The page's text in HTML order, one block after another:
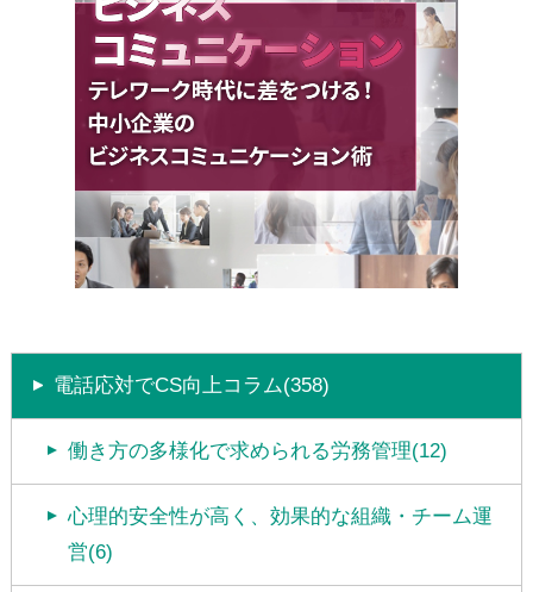
電話応対でCS向上コラム(358)
働き方の多様化で求められる労務管理(12)
心理的安全性が高く、効果的な組織・チーム運
営(6)